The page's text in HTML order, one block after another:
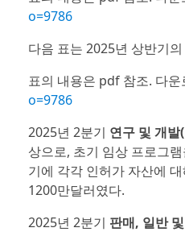
o=9786
다음 표는 2025년 상반기
표의 내용은 pdf 참조. 다운
o=9786
2025년 2분기 연구 및 개
상으로, 초기 임상 프로그
기에 각각 인허가 자산에
1200만달러였다.
2025년 2분기 판매, 일반